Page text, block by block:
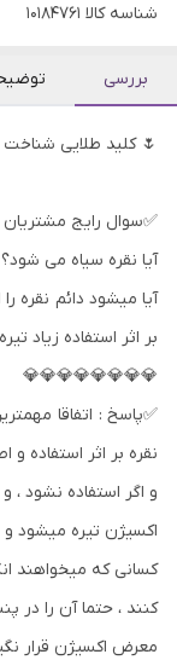
شناسه کالا 10184761
بررسی
🌷 کلید طلایی شناخت
✅سوال رایج مشتریان
آیا نقره سیاه می شود؟
آیا میشود دائم نقره
بر اثر استفاده زیاد
💎💎💎💎💎💎💎💎
✅پاسخ : اتفاقا
نقره بر اثر استفاده
و اگر استفاده نشود ،
اکسیژن تیره میشود و
کسانی که میخواهند
کنند ، حتما آن را در
معرض اکسیژن قرار